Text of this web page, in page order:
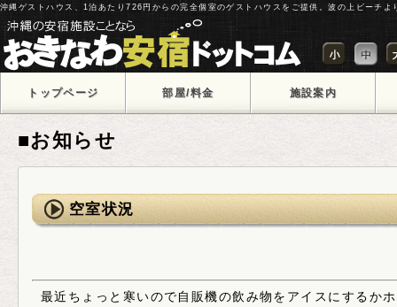
沖縄ゲストハウス、1泊あたり726円からの完全個室のゲストハウスをご提供。波の上ビーチ
トップページ 部屋/料金 施設案内
■お知らせ
空室状況
最近ちょっと寒いので自販機の飲み物をアイスにするか